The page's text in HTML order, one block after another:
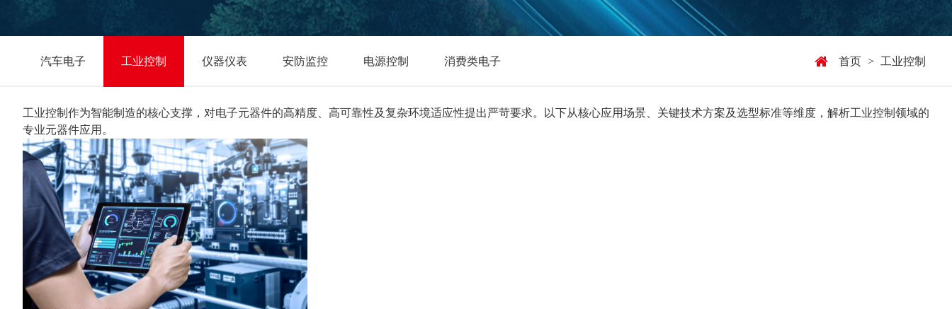
汽车电子 工业控制 仪器仪表 安防监控 电源控制 消费类电子 首页 > 工业控制
工业控制作为智能制造的核心支撑，对电子元器件的高精度、高可靠性及复杂环境适应性提出严苛要求。以下从核心应用场景、关键技术方案及选型标准等维度，解析工业控制领域的
专业元器件应用。